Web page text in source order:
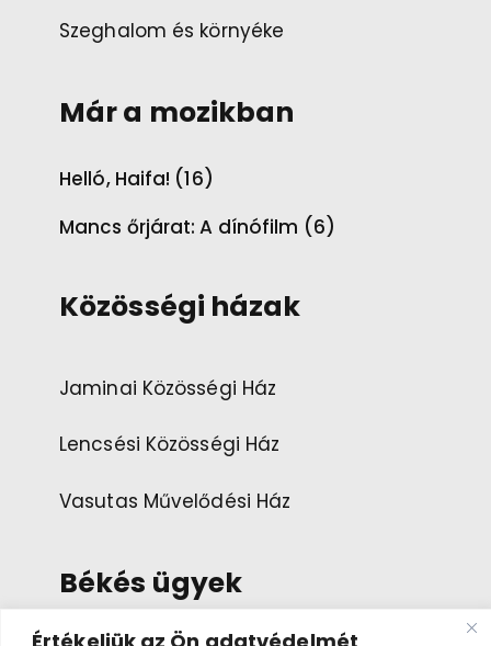
Értékeljük az Ön adatvédelmét
Szeghalom és környéke
Már a mozikban
Helló, Haifa! (16)
Mancs őrjárat: A dínófilm (6)
Közösségi házak
Jaminai Közösségi Ház
Lencsési Közösségi Ház
Vasutas Művelődési Ház
Békés ügyek